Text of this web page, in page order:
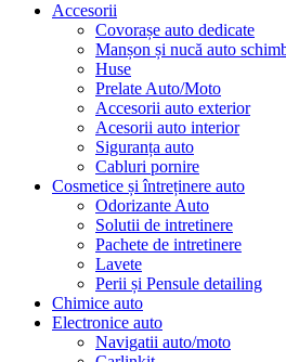
Accesorii
Covorașe auto dedicate
Manșon și nucă auto
Huse
Prelate Auto/Moto
Accesorii auto exterior
Acesorii auto interior
Siguranța auto
Cabluri pornire
Cosmetice și întreținere auto
Odorizante Auto
Solutii de intretinere
Pachete de intretinere
Lavete
Perii și Pensule detailing
Chimice auto
Electronice auto
Navigatii auto/moto